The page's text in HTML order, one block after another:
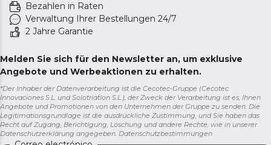
Bezahlen in Raten
Verwaltung Ihrer Bestellungen 24/7
2 Jahre Garantie
Melden Sie sich für den Newsletter an, um exklusive
Angebote und Werbeaktionen zu erhalten.
*Der Inhaber der Datenverarbeitung ist die Cecotec-Gruppe (Cecotec
Innovaciones S.L. und Solotriatlon S.L.), der Zweck der Verarbeitung ist es, Ihnen
Angebote und Promotionen von den Unternehmen der Gruppe zu senden. Die
Legitimationsgrundlage ist die ausdrückliche Zustimmung, und Sie haben das
Recht auf Zugang, Berichtigung, Löschung und andere Rechte, wie in unserer
Datenschutzerklärung angegeben. Datenschutzbestimmungen